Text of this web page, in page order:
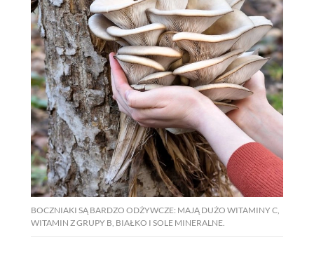
BOCZNIAKI SĄ BARDZO ODŻYWCZE: MAJĄ DUŻO WITAMINY C,
WITAMIN Z GRUPY B, BIAŁKO I SOLE MINERALNE.